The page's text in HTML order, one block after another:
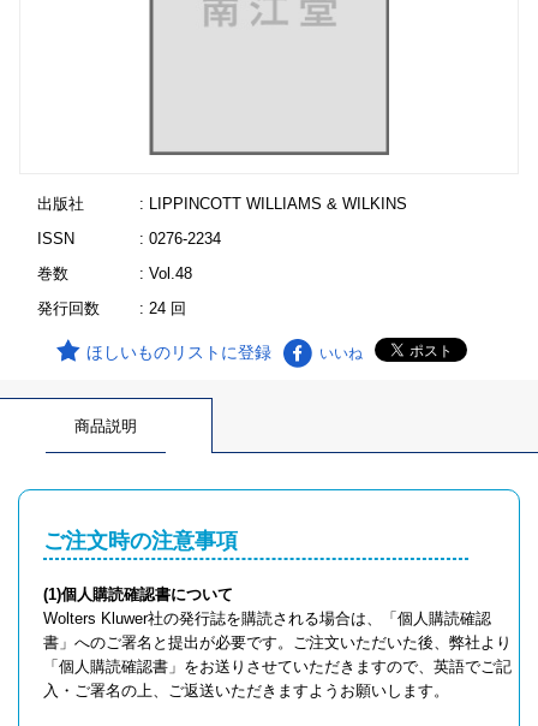
出版社
: LIPPINCOTT WILLIAMS & WILKINS
ISSN
: 0276-2234
巻数
: Vol.48
発行回数
: 24 回
ほしいものリストに登録 いいね
商品説明
ご注文時の注意事項
(1)個人購読確認書について
Wolters Kluwer社の発行誌を購読される場合は、「個人購読確認
書」へのご署名と提出が必要です。ご注文いただいた後、弊社より
「個人購読確認書」をお送りさせていただきますので、英語でご記
入・ご署名の上、ご返送いただきますようお願いします。